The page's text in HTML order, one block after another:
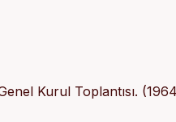
Kurul Toplantısı.